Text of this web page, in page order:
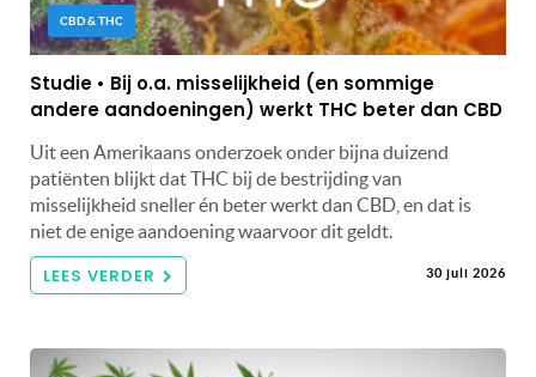
CBD & THC
Studie • Bij o.a. misselijkheid (en sommige
andere aandoeningen) werkt THC beter dan CBD
Uit een Amerikaans onderzoek onder bijna duizend
patiënten blijkt dat THC bij de bestrijding van
misselijkheid sneller én beter werkt dan CBD, en dat is
niet de enige aandoening waarvoor dit geldt.
LEES VERDER 30 juli 2026